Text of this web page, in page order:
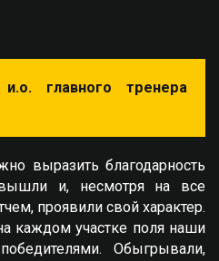
главного тренера
выразить благодарность
и, несмотря на все
проявили свой характер.
каждом участке поля наши
Обыгрывали,